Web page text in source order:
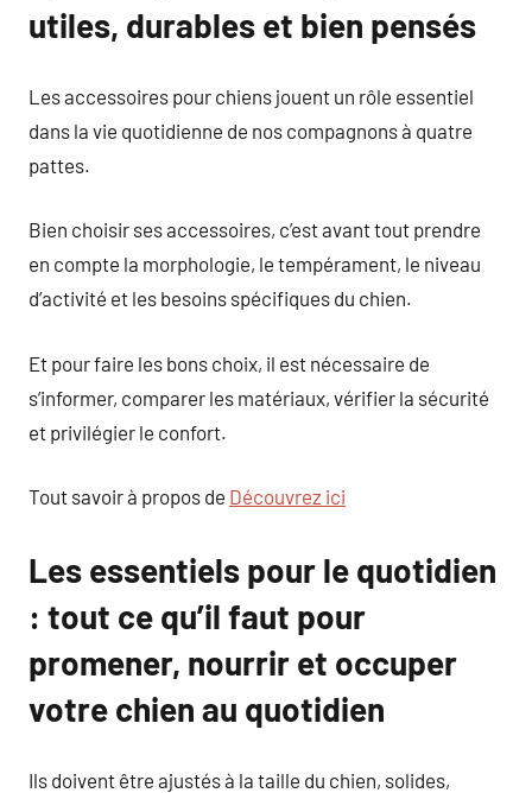
utiles, durables et bien pensés
Les accessoires pour chiens jouent un rôle essentiel
dans la vie quotidienne de nos compagnons à quatre
pattes.
Bien choisir ses accessoires, c’est avant tout prendre
en compte la morphologie, le tempérament, le niveau
d’activité et les besoins spécifiques du chien.
Et pour faire les bons choix, il est nécessaire de
s’informer, comparer les matériaux, vérifier la sécurité
et privilégier le confort.
Tout savoir à propos de Découvrez ici
Les essentiels pour le quotidien
: tout ce qu’il faut pour
promener, nourrir et occuper
votre chien au quotidien
Ils doivent être ajustés à la taille du chien, solides,